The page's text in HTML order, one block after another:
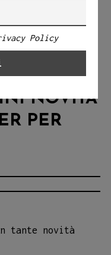
NOVITÀ
PER
tante novità
Policy